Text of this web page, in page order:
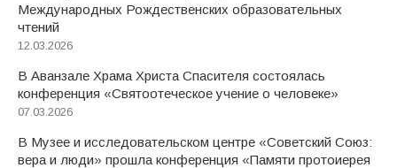
Международных Рождественских образовательных
чтений
12.03.2026
В Аванзале Храма Христа Спасителя состоялась
конференция «Святоотеческое учение о человеке»
07.03.2026
В Музее и исследовательском центре «Советский Союз:
вера и люди» прошла конференция «Памяти протоиерея